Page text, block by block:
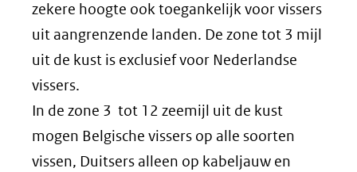
zekere hoogte ook toegankelijk voor vissers
uit aangrenzende landen. De zone tot 3 mijl
uit de kust is exclusief voor Nederlandse
vissers.
In de zone 3 tot 12 zeemijl uit de kust
mogen Belgische vissers op alle soorten
vissen, Duitsers alleen op kabeljauw en